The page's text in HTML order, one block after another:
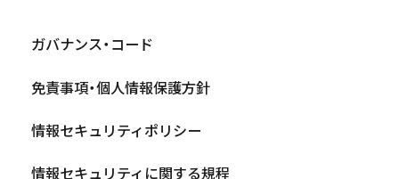
ガバナンス・コード
免責事項・個人情報保護方針
情報セキュリティポリシー
情報セキュリティに関する規程